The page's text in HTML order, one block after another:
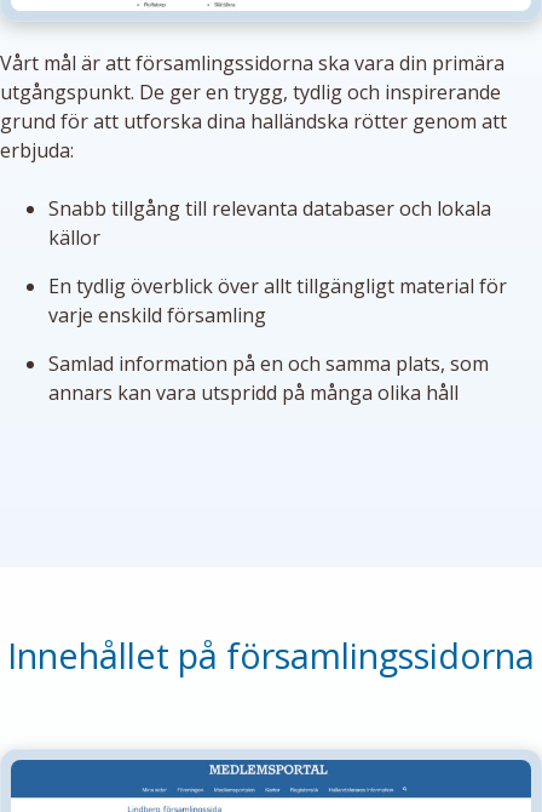
Vårt mål är att församlingssidorna ska vara din primära
utgångspunkt. De ger en trygg, tydlig och inspirerande
grund för att utforska dina halländska rötter genom att
erbjuda:
Snabb tillgång till relevanta databaser och lokala
källor
En tydlig överblick över allt tillgängligt material för
varje enskild församling
Samlad information på en och samma plats, som
annars kan vara utspridd på många olika håll
Innehållet på församlingssidorna